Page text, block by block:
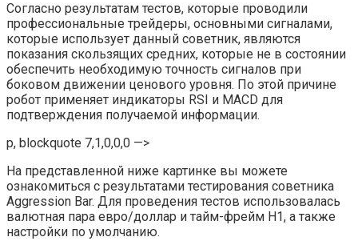
Согласно результатам тестов, которые проводили
профессиональные трейдеры, основными сигналами,
которые использует данный советник, являются
показания скользящих средних, которые не в состоянии
обеспечить необходимую точность сигналов при
боковом движении ценового уровня. По этой причине
робот применяет индикаторы RSI и MACD для
подтверждения получаемой информации.
p, blockquote 7,1,0,0,0 —>
На представленной ниже картинке вы можете
ознакомиться с результатами тестирования советника
Aggression Bar. Для проведения тестов использовалась
валютная пара евро/доллар и тайм-фрейм H1, а также
настройки по умолчанию.